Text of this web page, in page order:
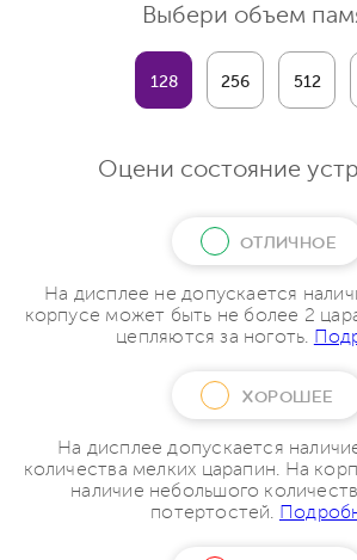
Выбери объем
128 256 512
Оцени состояние
ОТЛИЧНОЕ
На дисплее не допускается
корпусе может быть не более 2
цепляются за ноготь.
ХОРОШЕЕ
На дисплее допускается
количества мелких царапин. На
наличие небольшого
потертостей.